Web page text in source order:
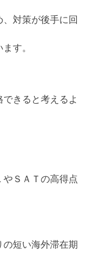
対策が後手に回
す。
きると考えるよ
やＳＡＴの高得点
短い海外滞在期